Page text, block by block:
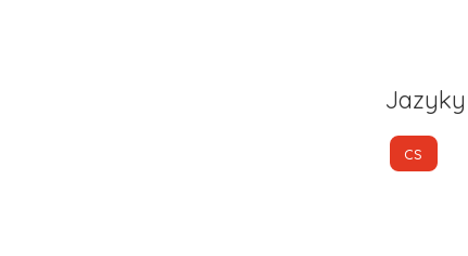
Jazyky
CS